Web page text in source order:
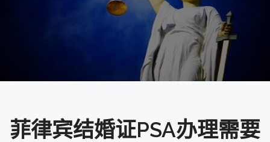
菲律宾结婚证PSA办理需要